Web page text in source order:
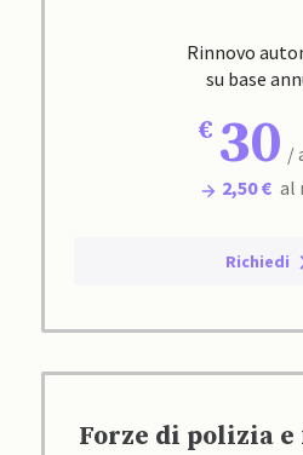
Rinnovo
su base
30 /
2,50 € al
Richiedi
Forze di polizia